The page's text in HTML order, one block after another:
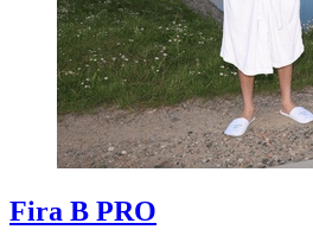
Fira B PRO